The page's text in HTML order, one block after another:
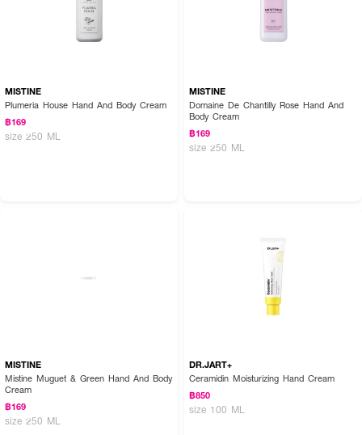
MISTINE
Plumeria House Hand And Body Cream
฿169
size 250 ML
MISTINE
Domaine De Chantilly Rose Hand And
Body Cream
฿169
size 250 ML
MISTINE
Mistine Muguet & Green Hand And Body
Cream
฿169
size 250 ML
DR.JART+
Ceramidin Moisturizing Hand Cream
฿850
size 100 ML